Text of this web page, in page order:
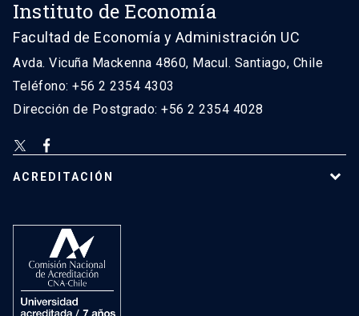
Instituto de Economía
Facultad de Economía y Administración UC
Avda. Vicuña Mackenna 4860, Macul. Santiago, Chile
Teléfono: +56 2 2354 4303
Dirección de Postgrado: +56 2 2354 4028
ACREDITACIÓN